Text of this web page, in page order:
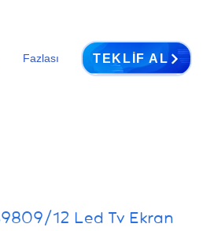
TEKLIF AL
Fazlası
12 Led Tv Ekran